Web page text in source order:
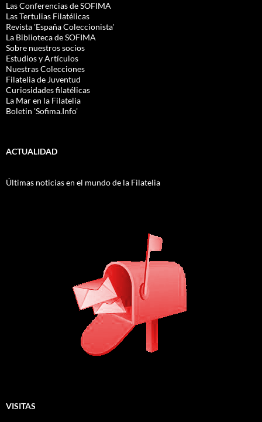
Las Conferencias de SOFIMA
Las Tertulias Filatélicas
Revista 'España Coleccionista'
La Biblioteca de SOFIMA
Sobre nuestros socios
Estudios y Artículos
Nuestras Colecciones
Filatelia de Juventud
Curiosidades filatélicas
La Mar en la Filatelia
Boletin 'Sofima.Info'
ACTUALIDAD
Últimas noticias en el mundo de la Filatelia
VISITAS